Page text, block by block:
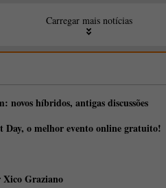
Carregar mais notícias
novos híbridos, antigas discussões
Day, o melhor evento online gratuito!
Graziano